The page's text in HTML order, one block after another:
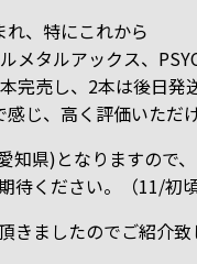
、特にこれから
タルアックス、
完売し、2本は後日発
じ、高く評価いただ
県)となりますので
ください。（11/初
ましたのでご紹介致